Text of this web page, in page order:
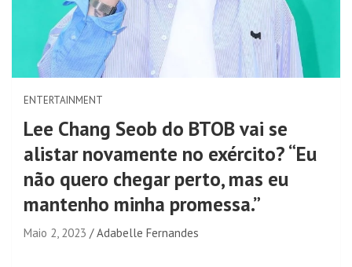
ENTERTAINMENT
Lee Chang Seob do BTOB vai se
alistar novamente no exército? “Eu
não quero chegar perto, mas eu
mantenho minha promessa.”
Maio 2, 2023 Adabelle Fernandes